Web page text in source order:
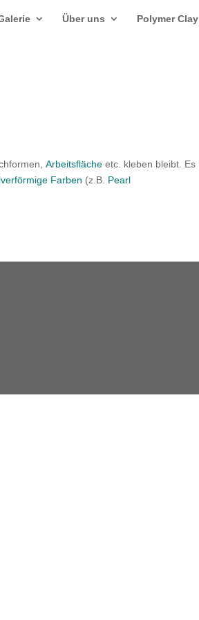
Über uns Polymer Clay
Arbeitsfläche etc. kleben bleibt. Es
Farben (z.B. Pearl